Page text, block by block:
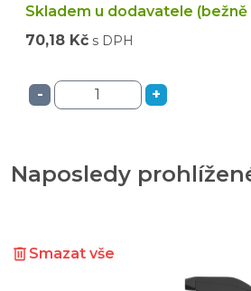
Skladem u dodavatele (bežně
70,18 Kč s DPH
- +
Naposledy
Smazat vše